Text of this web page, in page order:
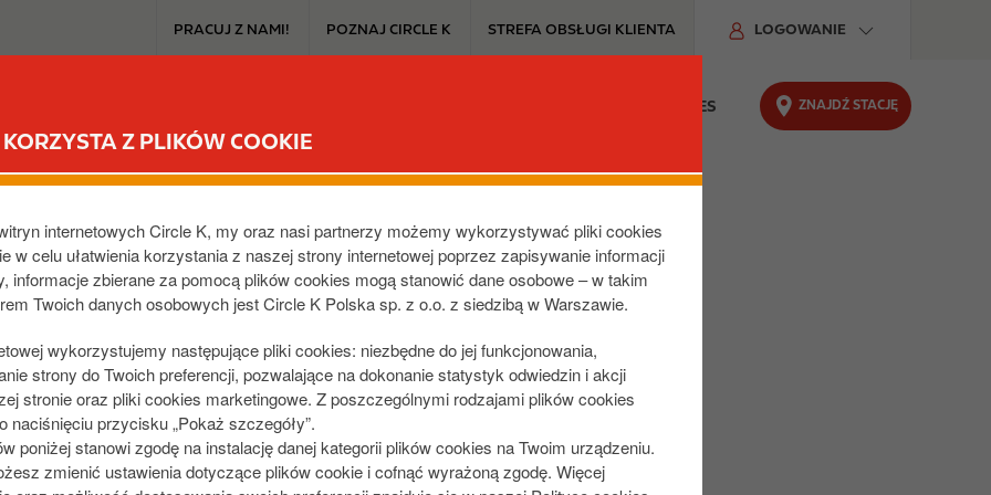
Z PLIKÓW COOKIE
internetowych Circle K, my oraz nasi partnerzy możemy wykorzystywać pliki cookies
w celu ułatwienia korzystania z naszej strony internetowej poprzez zapisywanie informacji
informacje zbierane za pomocą plików cookies mogą stanowić dane osobowe – w takim
Twoich danych osobowych jest Circle K Polska sp. z o.o. z siedzibą w Warszawie.
wykorzystujemy następujące pliki cookies: niezbędne do jej funkcjonowania,
strony do Twoich preferencji, pozwalające na dokonanie statystyk odwiedzin i akcji
stronie oraz pliki cookies marketingowe. Z poszczególnymi rodzajami plików cookies
naciśnięciu przycisku „Pokaż szczegóły”.
poniżej stanowi zgodę na instalację danej kategorii plików cookies na Twoim urządzeniu.
zmienić ustawienia dotyczące plików cookie i cofnąć wyrażoną zgodę. Więcej
n
u
PRACUJ Z NAMI! POZNAJ CIRCLE K STREFA OBSŁUGI KLIENTA LOGOWANIE
ODPOWIEDZIALNY BIZNES ZNAJDŹ STACJĘ
MOGILSKA